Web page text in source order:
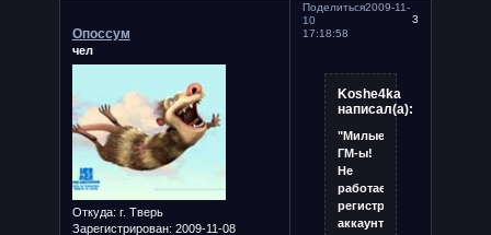
Поделиться
3
2009-11-
10
17:18:58
Опоссум
чел
Откуда: г. Тверь
Зарегистрирован: 2009-11-08
Koshe4ka
написал(а):
"Милые"
ГМ-ы!
Не
работает
регистрация
аккаунтов.Прошу